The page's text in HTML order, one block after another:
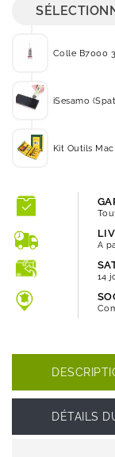
Colle B7000
iSesamo
Kit Outils
A
14
DÉTAILS